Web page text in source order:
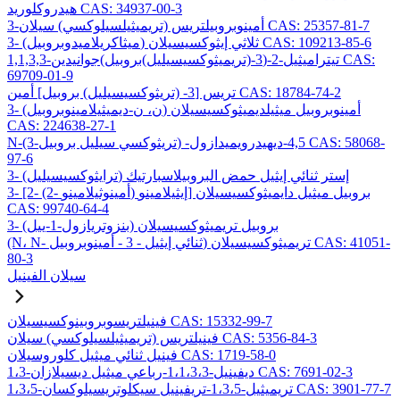
هيدروكلوريد CAS: 34937-00-3
3-أمينوبروبيلتريس (تريميثيلسيلوكسي) سيلان CAS: 25357-81-7
3- (ميثاكريلاميدوبروبيل) ثلاثي إيثوكسيسيلان CAS: 109213-85-6
1,1,3,3-تيتراميثيل-2-(3-(تريميثوكسيسيليل)بروبيل)جوانيدين CAS:
69709-01-9
تريس [3- (تريثوكسيسيليل) بروبيل] أمين CAS: 18784-74-2
3- (ن، ن-ديميثيلامينوبروبيل) أمينوبروبيل ميثيلديميثوكسيسيلان
CAS: 224638-27-1
N-(3-تريثوكسي سيليل بروبيل) -4,5-ديهيدرويميدازول CAS: 58068-
97-6
3- (ترايثوكسيسيليل) إستر ثنائي إيثيل حمض البروبيلاسبارتيك
3- [2- (2- أمينوثيلامينو) إيثيلامينو] بروبيل ميثيل دايميثوكسيسيلان
CAS: 99740-64-4
3- (بنزوتريازول-1-ييل) بروبيل تريميثوكسيسيلان
(N، N- ثنائي إيثيل - 3 - أمينوبروبيل) تريميثوكسيسيلان CAS: 41051-
80-3
سيلان الفينيل
فينيلتريسوبروبينوكسيسيلان CAS: 15332-99-7
فينيلتريس (تريميثيلسيلوكسي) سيلان CAS: 5356-84-3
فينيل ثنائي ميثيل كلوروسيلان CAS: 1719-58-0
1،3-ديفينيل-1،1،3،3-رباعي ميثيل ديسيلازان CAS: 7691-02-3
1،3،5-تريميثيل-1،3،5-تريفينيل سيكلوتريسيلوكسان CAS: 3901-77-7